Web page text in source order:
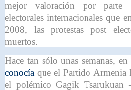
mejor valoración por parte
electorales internacionales que
2008, las protestas post
muertos.
Hace tan sólo unas semanas,
conocía que el Partido Armenia
el polémico Gagik